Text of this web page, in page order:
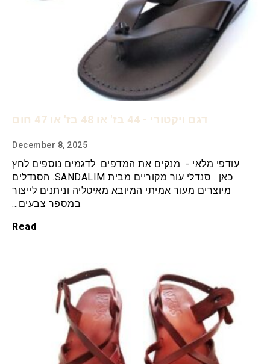
דגם ויקטורי - 44 בז' או 48 בז' או 47 חום
December 8, 2025
עודפי מלאי - מנקים את המדפים. לדגמים נוספים לחץ
כאן . סנדלי עור מקוריים מבית SANDALIM. הסנדלים
מיוצרים מעור אמיתי המיובא מאיטליה וניתנים לייצור
במספר צבעים…
Read